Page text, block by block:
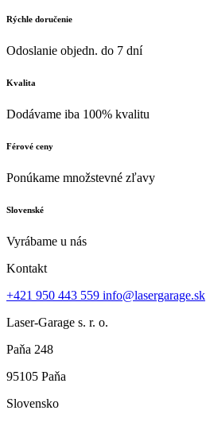
Rýchle doručenie
Odoslanie objedn. do 7 dní
Kvalita
Dodávame iba 100% kvalitu
Férové ceny
Ponúkame množstevné zľavy
Slovenské
Vyrábame u nás
Kontakt
+421 950 443 559 info@lasergarage.sk
Laser-Garage s. r. o.
Paňa 248
95105 Paňa
Slovensko